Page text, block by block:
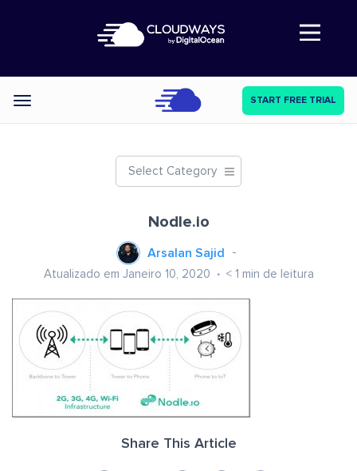
Abre a navegação
Categories START FREE TRIAL
Select Category
Nodle.io
Arsalan Sajid
Atualizado em Janeiro 10, 2020 < 1 min de leitura
Share This Article